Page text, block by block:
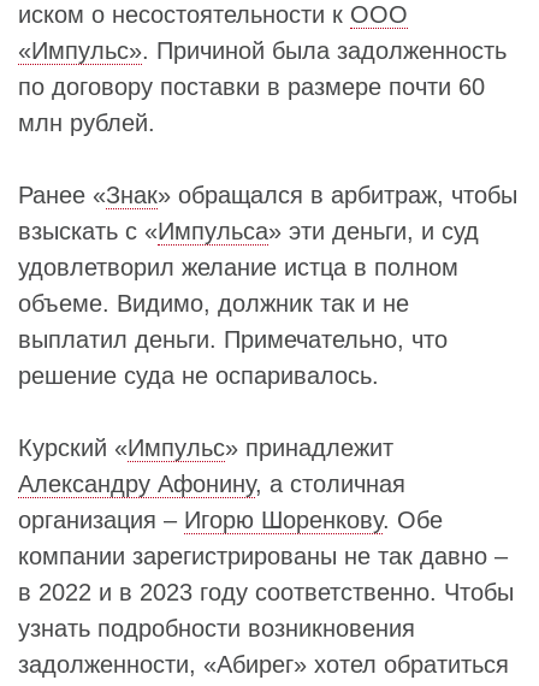
иском о несостоятельности к ООО
«Импульс». Причиной была задолженность
по договору поставки в размере почти 60
млн рублей.
Ранее «Знак» обращался в арбитраж, чтобы
взыскать с «Импульса» эти деньги, и суд
удовлетворил желание истца в полном
объеме. Видимо, должник так и не
выплатил деньги. Примечательно, что
решение суда не оспаривалось.
Курский «Импульс» принадлежит
Александру Афонину, а столичная
организация – Игорю Шоренкову. Обе
компании зарегистрированы не так давно –
в 2022 и в 2023 году соответственно. Чтобы
узнать подробности возникновения
задолженности, «Абирег» хотел обратиться